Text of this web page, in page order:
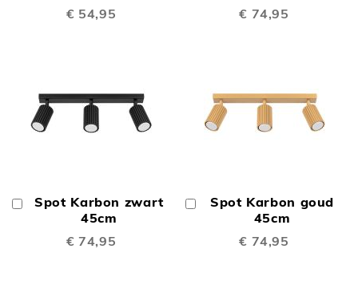
€ 54,95
€ 74,95
Spot Karbon zwart
45cm
€ 74,95
In
Winkelwagen
Spot Karbon goud
45cm
€ 74,95
Winkelwagen